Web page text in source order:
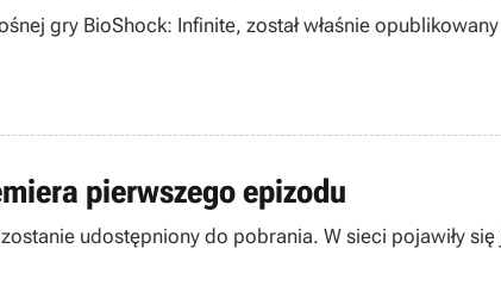
gry BioShock: Infinite, został właśnie
pierwszego epizodu
udostępniony do pobrania. W sieci pojawiły